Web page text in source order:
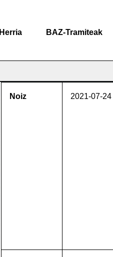
Herria BAZ-Tramiteak
Noiz 2021-07-24